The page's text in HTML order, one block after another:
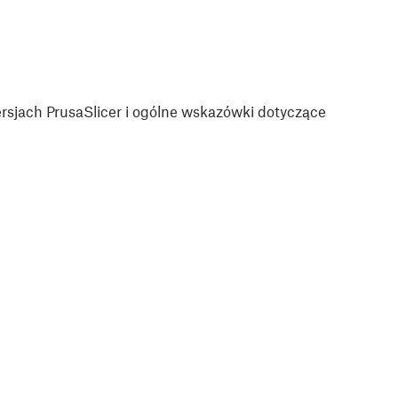
PrusaSlicer i ogólne wskazówki dotyczące